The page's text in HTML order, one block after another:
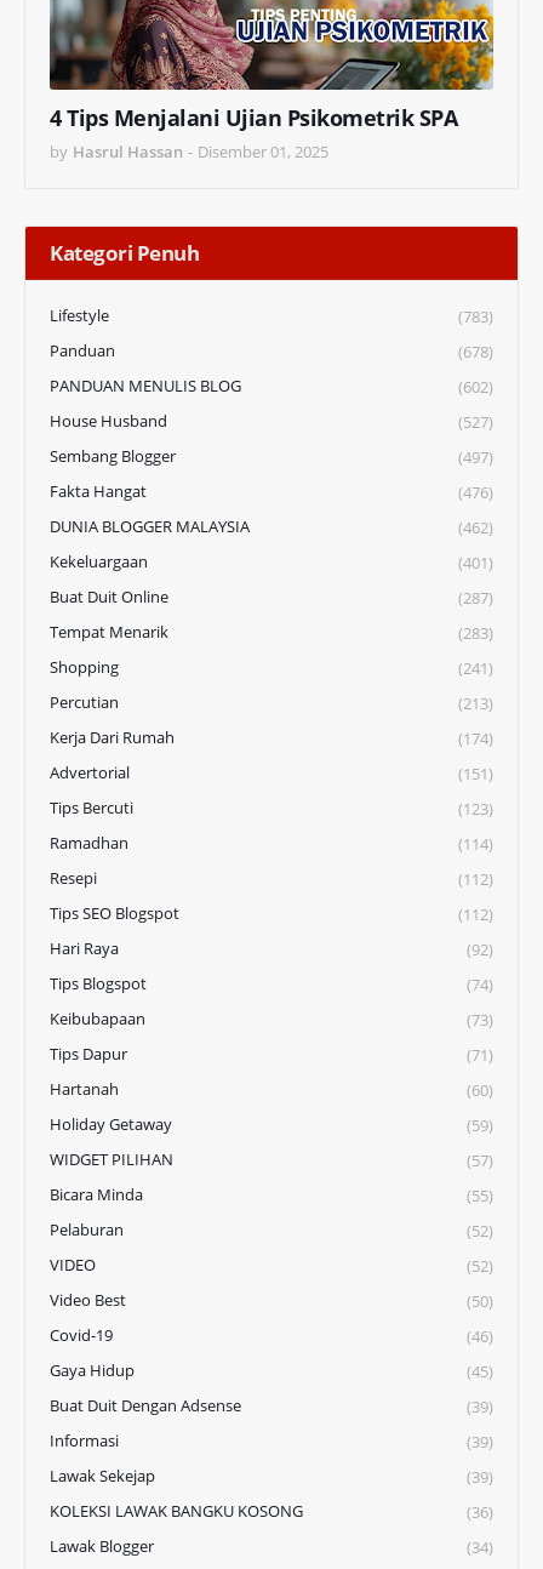
4 Tips Menjalani Ujian Psikometrik SPA
by Hasrul Hassan - Disember 01, 2025
Kategori Penuh
Lifestyle
(783)
Panduan
(678)
PANDUAN MENULIS BLOG
(602)
House Husband
(527)
Sembang Blogger
(497)
Fakta Hangat
(476)
DUNIA BLOGGER MALAYSIA
(462)
Kekeluargaan
(401)
Buat Duit Online
(287)
Tempat Menarik
(283)
Shopping
(241)
Percutian
(213)
Kerja Dari Rumah
(174)
Advertorial
(151)
Tips Bercuti
(123)
Ramadhan
(114)
Resepi
(112)
Tips SEO Blogspot
(112)
Hari Raya
(92)
Tips Blogspot
(74)
Keibubapaan
(73)
Tips Dapur
(71)
Hartanah
(60)
Holiday Getaway
(59)
WIDGET PILIHAN
(57)
Bicara Minda
(55)
Pelaburan
(52)
VIDEO
(52)
Video Best
(50)
Covid-19
(46)
Gaya Hidup
(45)
Buat Duit Dengan Adsense
(39)
Informasi
(39)
Lawak Sekejap
(39)
KOLEKSI LAWAK BANGKU KOSONG
(36)
Lawak Blogger
(34)